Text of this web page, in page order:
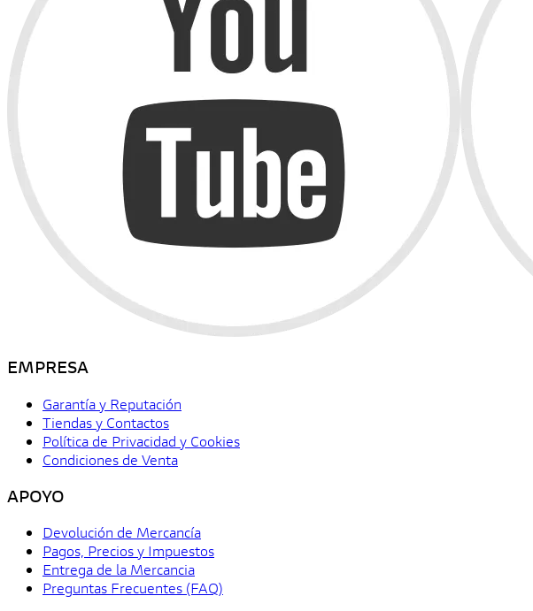
EMPRESA
Garantía y Reputación
Tiendas y Contactos
Política de Privacidad y Cookies
Condiciones de Venta
APOYO
Devolución de Mercancía
Pagos, Precios y Impuestos
Entrega de la Mercancia
Preguntas Frecuentes (FAQ)